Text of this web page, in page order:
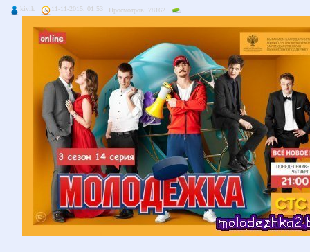
kivik 11-11-2015, 01:53 Просмотров: 78162